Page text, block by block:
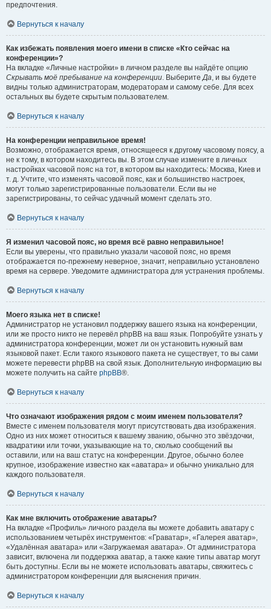
предпочтения.
Вернуться к началу
Как избежать появления моего имени в списке «Кто сейчас на
конференции»?
На вкладке «Личные настройки» в личном разделе вы найдёте опцию
Скрывать моё пребывание на конференции. ВыберитеДа, и вы будете
видны только администраторам, модераторам и самому себе. Для всех
остальных вы будете скрытым пользователем.
Вернуться к началу
На конференции неправильное время!
Возможно, отображается время, относящееся к другому часовому поясу, а
не к тому, в котором находитесь вы. В этом случае измените в личных
настройках часовой пояс на тот, в котором вы находитесь: Москва, Киев и
т. д. Учтите, что изменять часовой пояс, как и большинство настроек,
могут только зарегистрированные пользователи. Если вы не
зарегистрированы, то сейчас удачный момент сделать это.
Вернуться к началу
Я изменил часовой пояс, но время всё равно неправильное!
Если вы уверены, что правильно указали часовой пояс, но время
отображается по-прежнему неверное, значит, неправильно установлено
время на сервере. Уведомите администратора для устранения проблемы.
Вернуться к началу
Моего языка нет в списке!
Администратор не установил поддержку вашего языка на конференции,
или же просто никто не перевёл phpBB на ваш язык. Попробуйте узнать у
администратора конференции, может ли он установить нужный вам
языковой пакет. Если такого языкового пакета не существует, то вы сами
можете перевести phpBB на свой язык. Дополнительную информацию вы
можете получить на сайте phpBB®.
Вернуться к началу
Что означают изображения рядом с моим именем пользователя?
Вместе с именем пользователя могут присутствовать два изображения.
Одно из них может относиться к вашему званию, обычно это звёздочки,
квадратики или точки, указывающие на то, сколько сообщений вы
оставили, или на ваш статус на конференции. Другое, обычно более
крупное, изображение известно как «аватара» и обычно уникально для
каждого пользователя.
Вернуться к началу
Как мне включить отображение аватары?
На вкладке «Профиль» личного раздела вы можете добавить аватару с
использованием четырёх инструментов: «Граватар», «Галерея аватар»,
«Удалённая аватара» или «Загружаемая аватара». От администратора
зависит, включена ли поддержка аватар, а также какие типы аватар могут
быть доступны. Если вы не можете использовать аватары, свяжитесь с
администратором конференции для выяснения причин.
Вернуться к началу